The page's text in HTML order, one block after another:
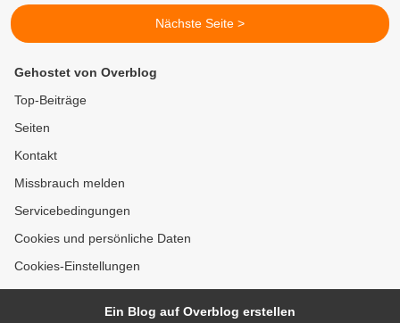
Nächste Seite >
Gehostet von Overblog
Top-Beiträge
Seiten
Kontakt
Missbrauch melden
Servicebedingungen
Cookies und persönliche Daten
Cookies-Einstellungen
Ein Blog auf Overblog erstellen